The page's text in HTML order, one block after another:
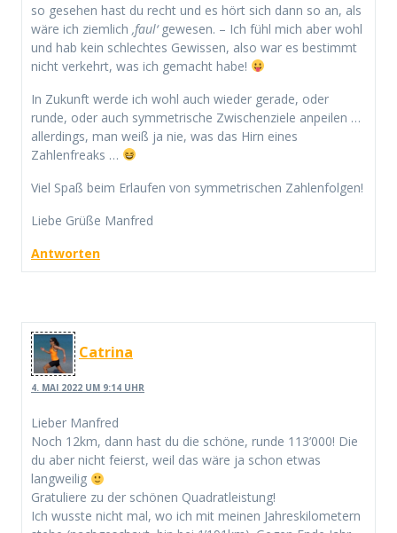
so gesehen hast du recht und es hört sich dann so an, als
wäre ich ziemlich ‚faul‘gewesen. – Ich fühl mich aber wohl
und hab kein schlechtes Gewissen, also war es bestimmt
nicht verkehrt, was ich gemacht habe!
In Zukunft werde ich wohl auch wieder gerade, oder
runde, oder auch symmetrische Zwischenziele anpeilen …
allerdings, man weiß ja nie, was das Hirn eines
Zahlenfreaks …
Viel Spaß beim Erlaufen von symmetrischen Zahlenfolgen!
Liebe Grüße Manfred
Antworten
Catrina
4. MAI 2022 UM 9:14 UHR
Lieber Manfred
Noch 12km, dann hast du die schöne, runde 113’000! Die
du aber nicht feierst, weil das wäre ja schon etwas
langweilig
Gratuliere zu der schönen Quadratleistung!
Ich wusste nicht mal, wo ich mit meinen Jahreskilometern